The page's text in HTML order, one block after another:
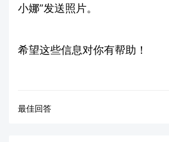
小娜”发送照片。
希望这些信息对你有帮助！
最佳回答